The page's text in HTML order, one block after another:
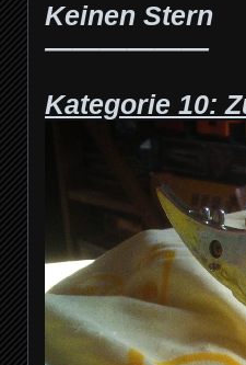
Keinen Stern
——————
Kategorie 10: